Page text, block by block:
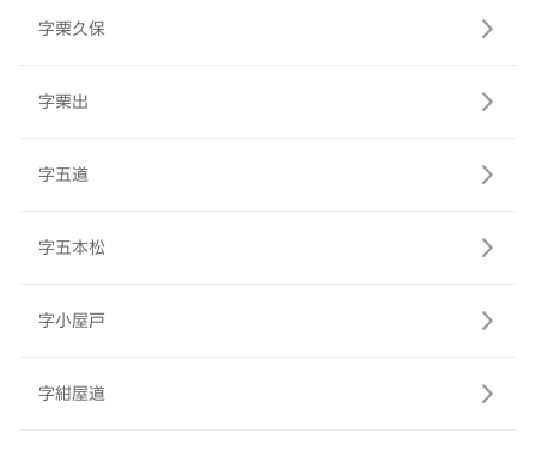
字栗久保
字栗出
字五道
字五本松
字小屋戸
字紺屋道